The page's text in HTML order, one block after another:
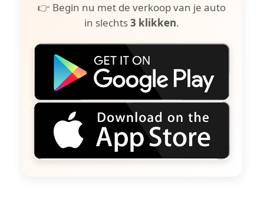
👉 Begin nu met de verkoop van je auto
in slechts3 klikken.